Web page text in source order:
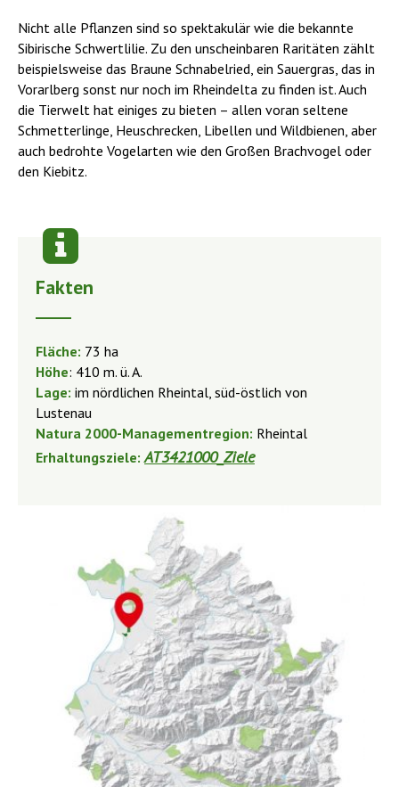
Nicht alle Pflanzen sind so spektakulär wie die bekannte
Sibirische Schwertlilie. Zu den unscheinbaren Raritäten zählt
beispielsweise das Braune Schnabelried, ein Sauergras, das in
Vorarlberg sonst nur noch im Rheindelta zu finden ist. Auch
die Tierwelt hat einiges zu bieten – allen voran seltene
Schmetterlinge, Heuschrecken, Libellen und Wildbienen, aber
auch bedrohte Vogelarten wie den Großen Brachvogel oder
den Kiebitz.
Fakten
Fläche: 73 ha
Höhe: 410 m. ü. A.
Lage: im nördlichen Rheintal, süd-östlich von
Lustenau
Natura 2000-Managementregion: Rheintal
Erhaltungsziele:AT3421000_Ziele